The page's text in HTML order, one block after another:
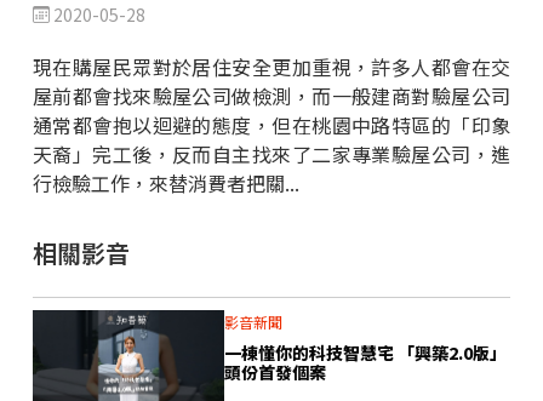
2020-05-28
現在購屋民眾對於居住安全更加重視，許多人都會在交
屋前都會找來驗屋公司做檢測，而一般建商對驗屋公司
通常都會抱以迴避的態度，但在桃園中路特區的「印象
天裔」完工後，反而自主找來了二家專業驗屋公司，進
行檢驗工作，來替消費者把關...
相關影音
影音新聞
一棟懂你的科技智慧宅 「興築2.0版」
頭份首發個案